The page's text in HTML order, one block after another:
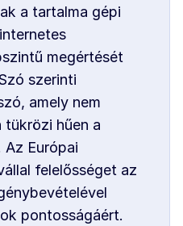
a tartalma gépi
megértését
szerinti
amely nem
tükrözi hűen a
Európai
felelősséget az
pontosságáért.